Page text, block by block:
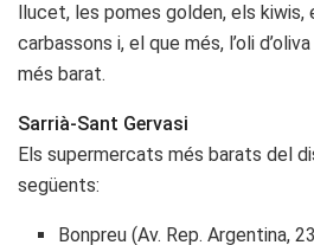
llucet, les pomes golden, els kiwis,
carbassons i, el que més, l’oli
més barat.
Sarrià-Sant Gervasi
Els supermercats més barats del
següents:
Bonpreu (Av. Rep. Argentina,